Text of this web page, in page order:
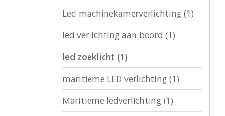
Led machinekamerverlichting (1)
led verlichting aan boord (1)
led zoeklicht (1)
maritieme LED verlichting (1)
Maritieme ledverlichting (1)